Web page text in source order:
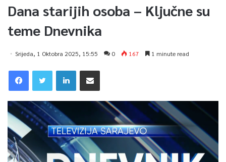
Dana starijih osoba – Ključne su
teme Dnevnika
Srijeda, 1 Oktobra 2025, 15:55 0 167 1 minute read